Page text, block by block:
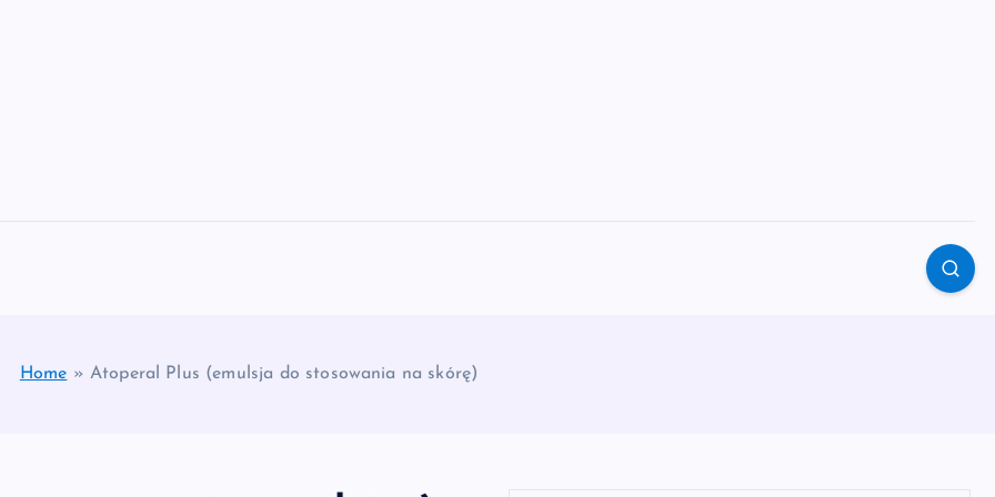
Home » Atoperal Plus (emulsja do stosowania na skórę)